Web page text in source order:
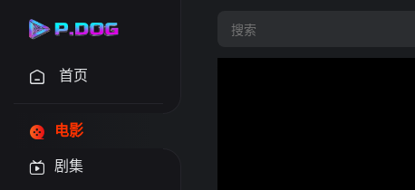
首页
电影
剧集